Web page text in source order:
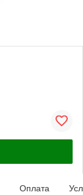
Оплата